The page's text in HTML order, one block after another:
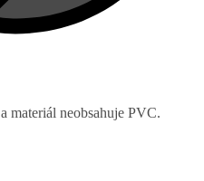
materiál neobsahuje PVC.